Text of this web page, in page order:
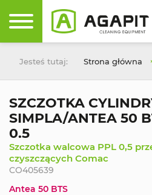
Jesteś tutaj: Strona główna
SZCZOTKA
SIMPLA/ANTEA 50
0.5
Szczotka walcowa PPL 0,5
czyszczących Comac
CO405639
Antea 50 BTS